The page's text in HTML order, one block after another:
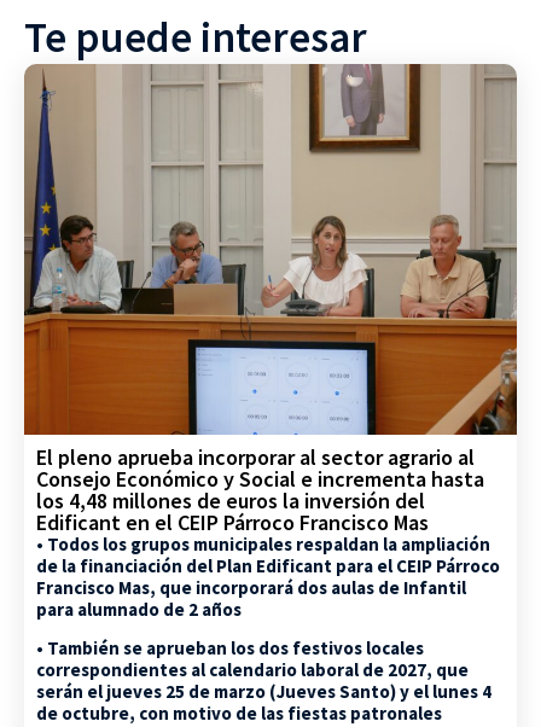
Te puede interesar
El pleno aprueba incorporar al sector agrario al
Consejo Económico y Social e incrementa hasta
los 4,48 millones de euros la inversión del
Edificant en el CEIP Párroco Francisco Mas
• Todos los grupos municipales respaldan la ampliación
de la financiación del Plan Edificant para el CEIP Párroco
Francisco Mas, que incorporará dos aulas de Infantil
para alumnado de 2 años
• También se aprueban los dos festivos locales
correspondientes al calendario laboral de 2027, que
serán el jueves 25 de marzo (Jueves Santo) y el lunes 4
de octubre, con motivo de las fiestas patronales